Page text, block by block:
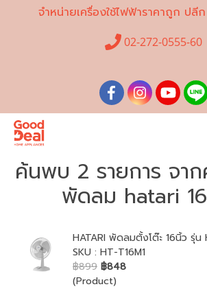
จำหน่ายเครื่องใช้ไฟฟ้าราคาถูก ปลี
02-272-0555-60
ค้นพบ 2 รายการ จาก
พัดลม hatari
HATARI พัดลมตั้งโต๊ะ 16นิ้ว รุ่น
SKU : HT-T16M1
฿899 ฿848
(Product)